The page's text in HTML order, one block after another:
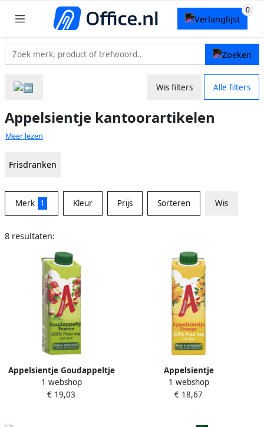
Wis filters Alle filters
Appelsientje kantoorartikelen
Meer lezen
Frisdranken
Merk 1 Kleur Prijs Sorteren Wis
8 resultaten:
Appelsientje Goudappeltje
33 cl pak van 8 stuks
1 webshop
€ 19,03
Appelsientje
sinaasappelsap 33 cl pak
van 8 drankkartons
1 webshop
€ 18,67